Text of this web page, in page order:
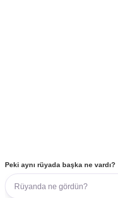
Peki aynı rüyada başka ne vardı?